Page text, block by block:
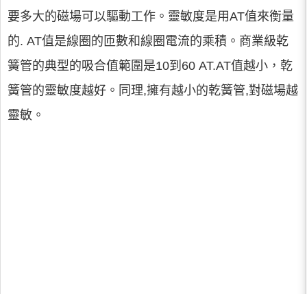
要多大的磁場可以驅動工作。靈敏度是用AT值來衡量
的. AT值是線圈的匝數和線圈電流的乘積。商業級乾
簧管的典型的吸合值範圍是10到60 AT.AT值越小，乾
簧管的靈敏度越好。同理,擁有越小的乾簧管,對磁場越
靈敏。